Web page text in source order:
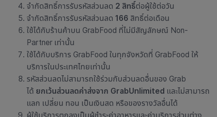
จำกัดสิทธิ์การรับรหัสส่วนลด 2 สิทธิ์ต่อผู้ใช้ต่อวัน
จำกัดสิทธิ์การรับรหัสส่วนลด 166 สิทธิ์ต่อเดือน
ใช้ได้กับร้านค้าบน GrabFood ที่ไม่มีสัญลักษณ์ Non-
Partner เท่านั้น
ใช้ได้กับบริการ GrabFood ในทุกจังหวัดที่ GrabFood ให้
บริการในประเทศไทยเท่านั้น
รหัสส่วนลดไม่สามารถใช้ร่วมกับส่วนลดอื่นของ Grab
ได้ ยกเว้นส่วนลดค่าส่งจาก GrabUnlimited และไม่สามารถ
แลก เปลี่ยน ทอน เป็นเงินสด หรือของรางวัลอื่นได้